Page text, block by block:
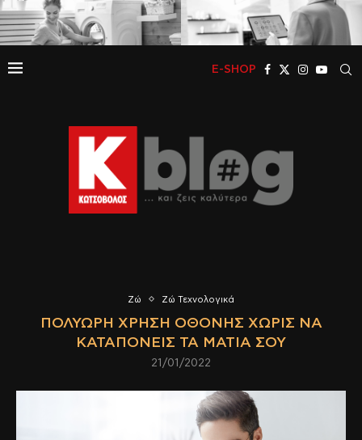
E-SHOP
Ζώ Ζώ Τεχνολογικά
ΠΟΛΎΩΡΗ ΧΡΉΣΗ ΟΘΌΝΗΣ ΧΩΡΊΣ ΝΑ
ΚΑΤΑΠΟΝΕΊΣ ΤΑ ΜΆΤΙΑ ΣΟΥ
21/01/2022